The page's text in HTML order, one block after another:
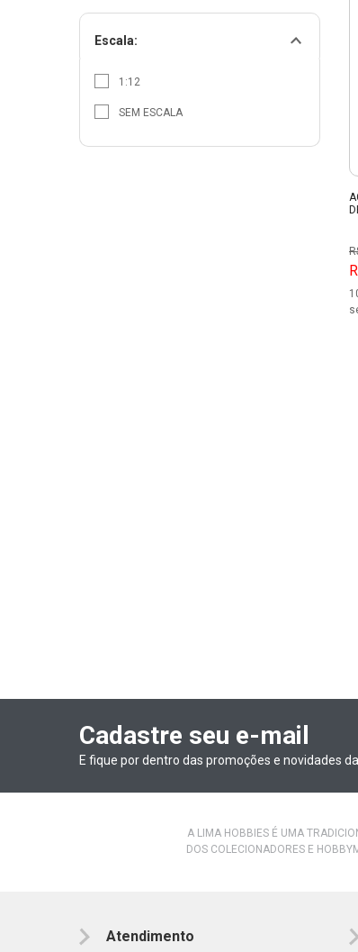
Escala:
1:12
SEM ESCALA
Cadastre seu e-mail
E fique por dentro das promoções e novidades
A LIMA HOBBIES É UMA
DOS COLECIONADORES E
Atendimento